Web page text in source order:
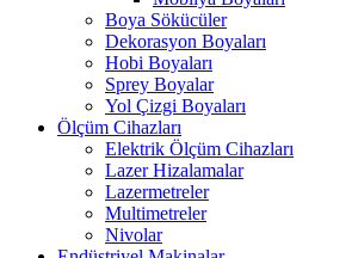
Boya Sökücüler
Dekorasyon Boyaları
Hobi Boyaları
Sprey Boyalar
Yol Çizgi Boyaları
Ölçüm Cihazları
Elektrik Ölçüm Cihazları
Lazer Hizalamalar
Lazermetreler
Multimetreler
Nivolar